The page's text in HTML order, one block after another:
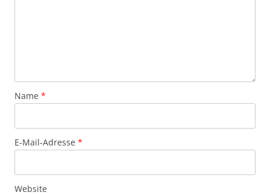
Name *
E-Mail-Adresse *
Website